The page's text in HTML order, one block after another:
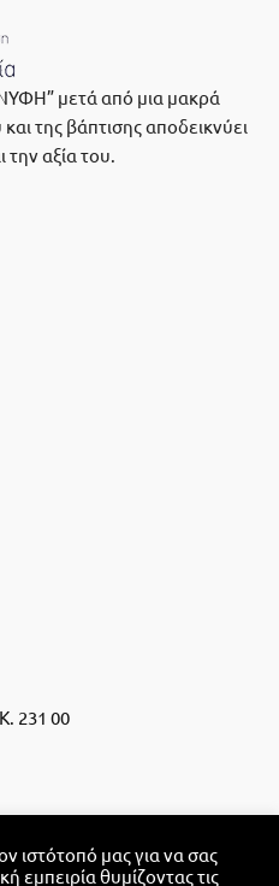
μετά από μια μακρά
της βάπτισης αποδεικνύει
την αξία του.
231 00
ΡΑΝΤΕΒΟΎ
ιστότοπό μας για να σας
εμπειρία θυμίζοντας τις